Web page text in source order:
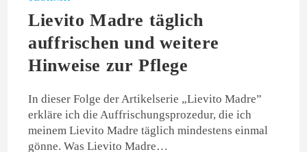
Lievito Madre täglich
auffrischen und weitere
Hinweise zur Pflege
In dieser Folge der Artikelserie „Lievito Madre”
erkläre ich die Auffrischungsprozedur, die ich
meinem Lievito Madre täglich mindestens einmal
gönne. Was Lievito Madre…